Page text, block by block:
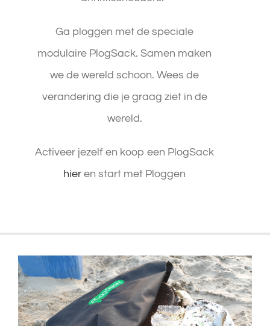
Ga ploggen met de speciale
modulaire PlogSack.Samen maken
we de wereld schoon.Wees de
verandering die je graag ziet in de
wereld.
Activeer jezelf en koop een PlogSack
hier en start met Ploggen